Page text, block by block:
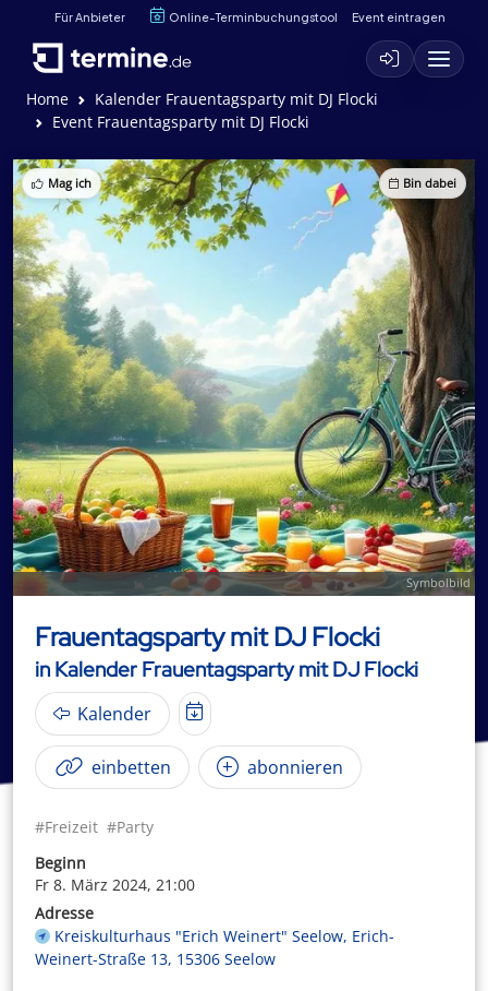
Für Anbieter Online-Terminbuchungstool Event eintragen
Home
Kalender Frauentagsparty mit DJ Flocki
Event Frauentagsparty mit DJ Flocki
Mag ich Bin dabei
Symbolbild
Frauentagsparty mit DJ Flocki
in Kalender Frauentagsparty mit DJ Flocki
Kalender
einbetten abonnieren
#Freizeit #Party
Beginn
Fr 8. März 2024, 21:00
Adresse
Kreiskulturhaus "Erich Weinert" Seelow, Erich-
Weinert-Straße 13, 15306 Seelow